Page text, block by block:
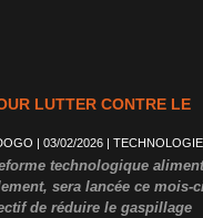
LUTTER CONTRE LE
| 03/02/2026 | TECHNOLOGIE
technologique
sera lancée ce mois-
de réduire le gaspillage